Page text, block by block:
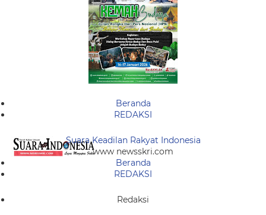
Beranda
REDAKSI
Suara Keadilan Rakyat Indonesia
www newsskri.com
Beranda
REDAKSI
Redaksi